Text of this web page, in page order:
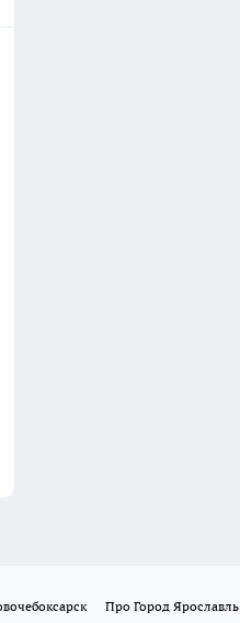
Про Город Ярославль